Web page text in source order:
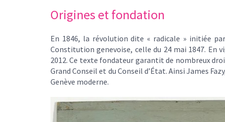
Origines et fondation
En 1846, la révolution dite « radicale » initiée par
Constitution genevoise, celle du 24 mai 1847. En
2012. Ce texte fondateur garantit de nombreux
Grand Conseil et du Conseil d’État. Ainsi James
Genève moderne.